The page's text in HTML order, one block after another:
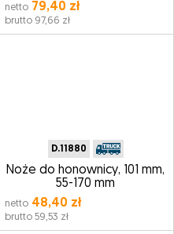
netto79,40 zł
brutto 97,66 zł
D.11880
Noże do honownicy, 101 mm,
55-170 mm
netto48,40 zł
brutto 59,53 zł